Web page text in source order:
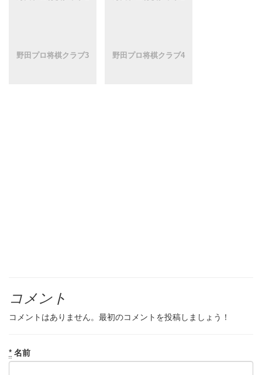
コメント
コメントはありません。最初のコメントを投稿しましょう！
* 名前